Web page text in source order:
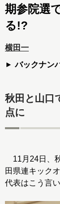
期参院選
る!?
横田一
バックナン
秋田と山口
点に
11月24日、
田県連キック
代表はこう言い